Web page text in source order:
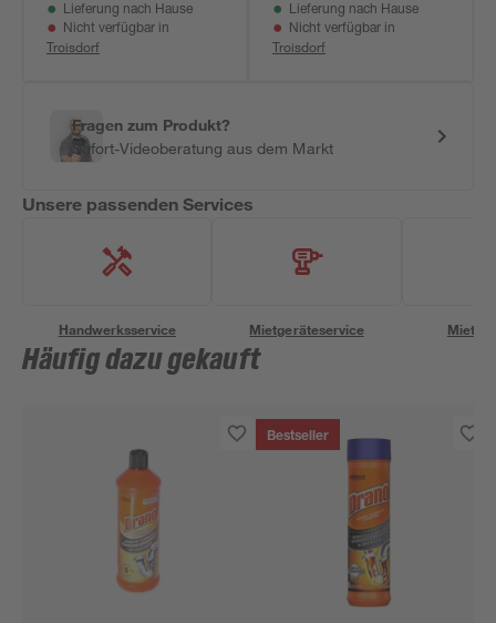
Lieferung nach Hause
Nicht verfügbar in
Troisdorf
Lieferung nach Hause
Nicht verfügbar in
Troisdorf
Fragen zum Produkt?
Sofort-Videoberatung aus dem Markt
Unsere passenden Services
Handwerksservice Mietgeräteservice
Häufig dazu gekauft
Bestseller